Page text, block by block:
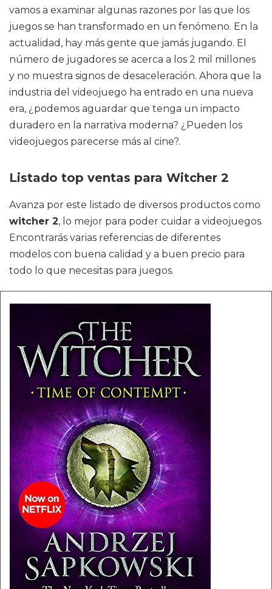
vamos a examinar algunas razones por las que los
juegos se han transformado en un fenómeno. En la
actualidad, hay más gente que jamás jugando. El
número de jugadores se acerca a los 2 mil millones
y no muestra signos de desaceleración. Ahora que la
industria del videojuego ha entrado en una nueva
era, ¿podemos aguardar que tenga un impacto
duradero en la narrativa moderna? ¿Pueden los
videojuegos parecerse más al cine?.
Listado top ventas para Witcher 2
Avanza por este listado de diversos productos como
witcher 2, lo mejor para poder cuidar a videojuegos.
Encontrarás varias referencias de diferentes
modelos con buena calidad y a buen precio para
todo lo que necesitas para juegos.